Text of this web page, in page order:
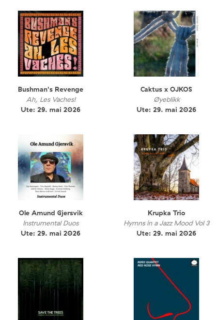
Bushman's Revenge
Ah, Les Vaches!
Ute: 29. mai 2026
Caktus x OJKOS
Øyeblikk
Ute: 29. mai 2026
Ole Amund Gjersvik
Instrumental Duos
Ute: 29. mai 2026
Krupka Trio
Hymns in a Jazz Mood Vol 3
Ute: 29. mai 2026